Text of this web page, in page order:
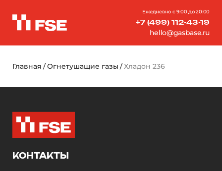
Ежедневно с 9:00 до 20:00
+7 (499) 112-43-19
hello@gasbase.ru
Главная Огнетушащие газы Хладон 236
КОНТАКТЫ